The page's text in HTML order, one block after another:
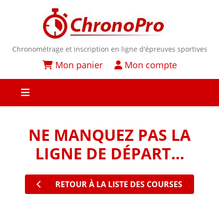
Chronométrage et inscription en ligne d'épreuves sportives
Mon panier Mon compte
NE MANQUEZ PAS LA
LIGNE DE DÉPART...
RETOUR À LA LISTE DES COURSES